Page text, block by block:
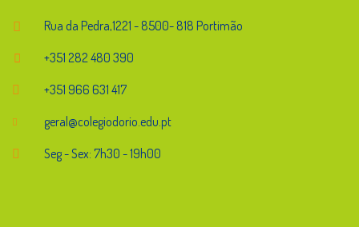
Rua da Pedra,1221 - 8500- 818 Portimão
+351 282 480 390
+351 966 631 417
geral@colegiodorio.edu.pt
Seg - Sex: 7h30 - 19h00